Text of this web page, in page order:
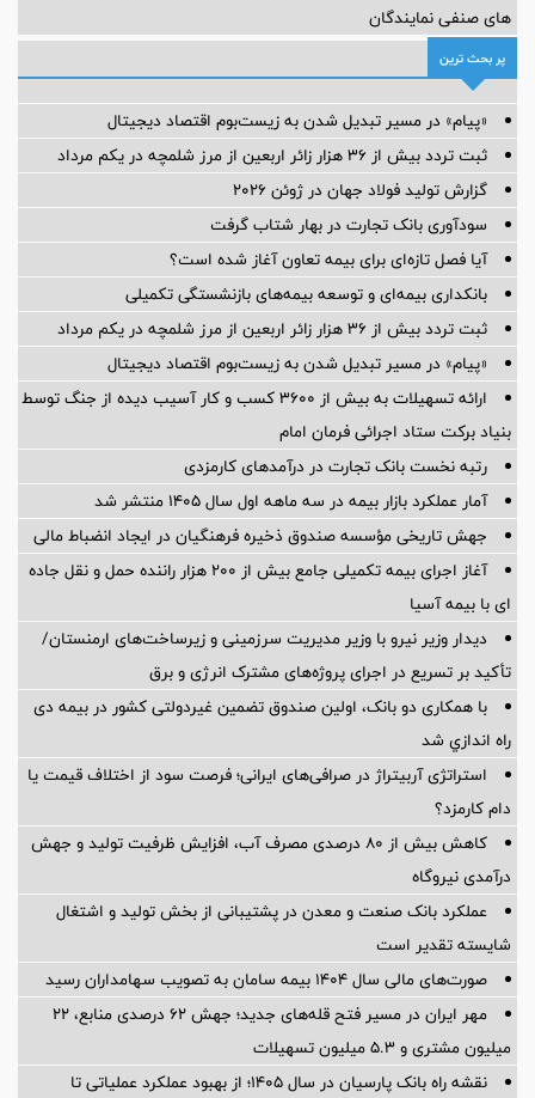
های صنفی نمایندگان
پر بحث ترین
«پیام» در مسیر تبدیل شدن به زیست‌بوم اقتصاد دیجیتال
ثبت تردد بیش از ۳۶ هزار زائر اربعین از مرز شلمچه در یکم مرداد
گزارش تولید فولاد جهان در ژوئن ۲۰۲۶
سودآوری بانک تجارت در بهار شتاب گرفت
آیا فصل تازه‌ای برای بیمه تعاون آغاز شده است؟
بانکداری بیمه‌ای و توسعه بیمه‌های بازنشستگی تکمیلی
ثبت تردد بیش از ۳۶ هزار زائر اربعین از مرز شلمچه در یکم مرداد
«پیام» در مسیر تبدیل شدن به زیست‌بوم اقتصاد دیجیتال
ارائه تسهیلات به بیش از ۳۶۰۰ کسب و کار آسیب دیده از جنگ توسط
بنیاد برکت ستاد اجرائی فرمان امام
رتبه نخست بانک تجارت در درآمدهای کارمزدی
آمار عملكرد بازار بیمه در سه ماهه اول سال 1405 منتشر شد
جهش تاریخی مؤسسه صندوق ذخیره فرهنگیان در ایجاد انضباط مالی
آغاز اجرای بیمه تکمیلی جامع بیش از ۲۰۰ هزار راننده حمل و نقل جاده
ای با بیمه آسیا
دیدار وزیر نیرو با وزیر مدیریت سرزمینی و زیرساخت‌های ارمنستان/
تأکید بر تسریع در اجرای پروژه‌های مشترک انرژی و برق
با همکاری دو بانک، اولین صندوق تضمین غیردولتی کشور در بیمه دی
راه اندازي شد
استراتژی آربیتراژ در صرافی‌های ایرانی؛ فرصت سود از اختلاف قیمت یا
دام کارمزد؟
کاهش بیش از ۸۰ درصدی مصرف آب، افزایش ظرفیت تولید و جهش
درآمدی نیروگاه
عملکرد بانک صنعت و معدن در پشتیبانی از بخش تولید و اشتغال
شایسته تقدیر است
صورت‌های مالی سال ۱۴۰۴ بیمه سامان به تصویب سهامداران رسید
مهر ایران در مسیر فتح قله‌های جدید؛ جهش ۶۲ درصدی منابع، ۲۲
میلیون مشتری و ۵.۳ میلیون تسهیلات
نقشه راه بانک پارسیان در سال ۱۴۰۵؛ از بهبود عملکرد عملیاتی تا